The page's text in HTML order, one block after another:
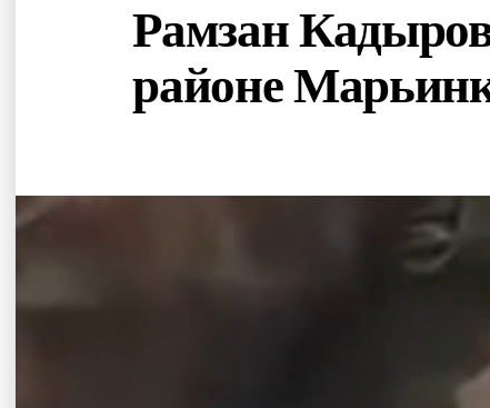
Рамзан
районе